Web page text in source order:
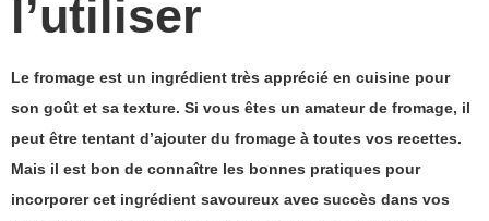
l’utiliser
Le fromage est un ingrédient très apprécié en cuisine pour
son goût et sa texture. Si vous êtes un amateur de fromage, il
peut être tentant d’ajouter du fromage à toutes vos recettes.
Mais il est bon de connaître les bonnes pratiques pour
incorporer cet ingrédient savoureux avec succès dans vos